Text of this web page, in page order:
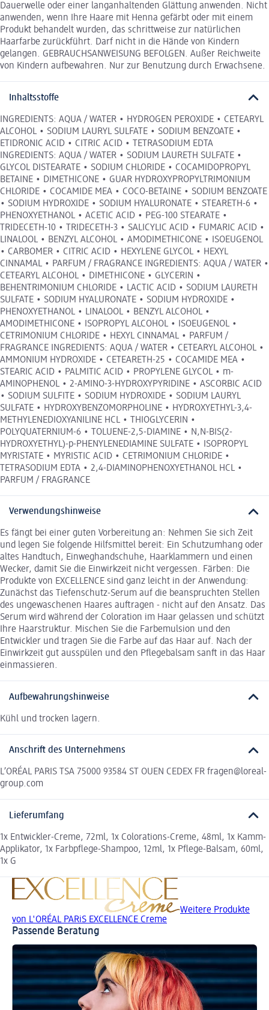
Dauerwelle oder einer langanhaltenden Glättung anwenden. Nicht
anwenden, wenn Ihre Haare mit Henna gefärbt oder mit einem
Produkt behandelt wurden, das schrittweise zur natürlichen
Haarfarbe zurückführt. Darf nicht in die Hände von Kindern
gelangen. GEBRAUCHSANWEISUNG BEFOLGEN. Außer Reichweite
von Kindern aufbewahren. Nur zur Benutzung durch Erwachsene.
Inhaltsstoffe
INGREDIENTS: AQUA / WATER • HYDROGEN PEROXIDE • CETEARYL
ALCOHOL • SODIUM LAURYL SULFATE • SODIUM BENZOATE •
ETIDRONIC ACID • CITRIC ACID • TETRASODIUM EDTA
INGREDIENTS: AQUA / WATER • SODIUM LAURETH SULFATE •
GLYCOL DISTEARATE • SODIUM CHLORIDE • COCAMIDOPROPYL
BETAINE • DIMETHICONE • GUAR HYDROXYPROPYLTRIMONIUM
CHLORIDE • COCAMIDE MEA • COCO-BETAINE • SODIUM BENZOATE
• SODIUM HYDROXIDE • SODIUM HYALURONATE • STEARETH-6 •
PHENOXYETHANOL • ACETIC ACID • PEG-100 STEARATE •
TRIDECETH-10 • TRIDECETH-3 • SALICYLIC ACID • FUMARIC ACID •
LINALOOL • BENZYL ALCOHOL • AMODIMETHICONE • ISOEUGENOL
• CARBOMER • CITRIC ACID • HEXYLENE GLYCOL • HEXYL
CINNAMAL • PARFUM / FRAGRANCE INGREDIENTS: AQUA / WATER •
CETEARYL ALCOHOL • DIMETHICONE • GLYCERIN •
BEHENTRIMONIUM CHLORIDE • LACTIC ACID • SODIUM LAURETH
SULFATE • SODIUM HYALURONATE • SODIUM HYDROXIDE •
PHENOXYETHANOL • LINALOOL • BENZYL ALCOHOL •
AMODIMETHICONE • ISOPROPYL ALCOHOL • ISOEUGENOL •
CETRIMONIUM CHLORIDE • HEXYL CINNAMAL • PARFUM /
FRAGRANCE INGREDIENTS: AQUA / WATER • CETEARYL ALCOHOL •
AMMONIUM HYDROXIDE • CETEARETH-25 • COCAMIDE MEA •
STEARIC ACID • PALMITIC ACID • PROPYLENE GLYCOL • m-
AMINOPHENOL • 2-AMINO-3-HYDROXYPYRIDINE • ASCORBIC ACID
• SODIUM SULFITE • SODIUM HYDROXIDE • SODIUM LAURYL
SULFATE • HYDROXYBENZOMORPHOLINE • HYDROXYETHYL-3,4-
METHYLENEDIOXYANILINE HCL • THIOGLYCERIN •
POLYQUATERNIUM-6 • TOLUENE-2,5-DIAMINE • N,N-BIS(2-
HYDROXYETHYL)-p-PHENYLENEDIAMINE SULFATE • ISOPROPYL
MYRISTATE • MYRISTIC ACID • CETRIMONIUM CHLORIDE •
TETRASODIUM EDTA • 2,4-DIAMINOPHENOXYETHANOL HCL •
PARFUM / FRAGRANCE
Verwendungshinweise
Es fängt bei einer guten Vorbereitung an: Nehmen Sie sich Zeit
und legen Sie folgende Hilfsmittel bereit: Ein Schutzumhang oder
altes Handtuch, Einweghandschuhe, Haarklammern und einen
Wecker, damit Sie die Einwirkzeit nicht vergessen. Färben: Die
Produkte von EXCELLENCE sind ganz leicht in der Anwendung:
Zunächst das Tiefenschutz-Serum auf die beanspruchten Stellen
des ungewaschenen Haares auftragen - nicht auf den Ansatz. Das
Serum wird während der Coloration im Haar gelassen und schützt
Ihre Haarstruktur. Mischen Sie die Farbemulsion und den
Entwickler und tragen Sie die Farbe auf das Haar auf. Nach der
Einwirkzeit gut ausspülen und den Pflegebalsam sanft in das Haar
einmassieren.
Aufbewahrungshinweise
Kühl und trocken lagern.
Anschrift des Unternehmens
L’ORÉAL PARIS TSA 75000 93584 ST OUEN CEDEX FR fragen@loreal-
group.com
Lieferumfang
1x Entwickler-Creme, 72ml, 1x Colorations-Creme, 48ml, 1x Kamm-
Applikator, 1x Farbpflege-Shampoo, 12ml, 1x Pflege-Balsam, 60ml,
1x G
Weitere Produkte
von L'ORÉAL PARiS EXCELLENCE Creme
Passende Beratung